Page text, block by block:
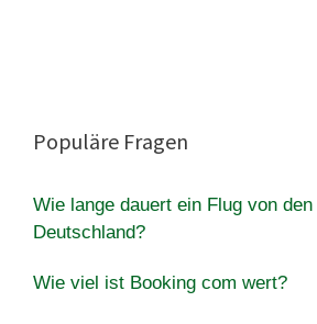
Populäre Fragen
Wie lange dauert ein Flug von
Deutschland?
Wie viel ist Booking com wert?